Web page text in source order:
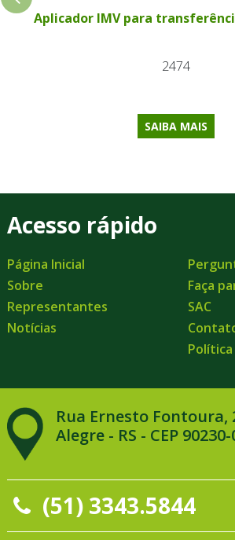
Aplicador IMV para
2474
SAIBA MAIS
Acesso rápido
Página Inicial
Sobre
Representantes
Notícias
Faça
SAC
Rua Ernesto Fontoura,
Alegre - RS - CEP 90230-
(51) 3343.5844